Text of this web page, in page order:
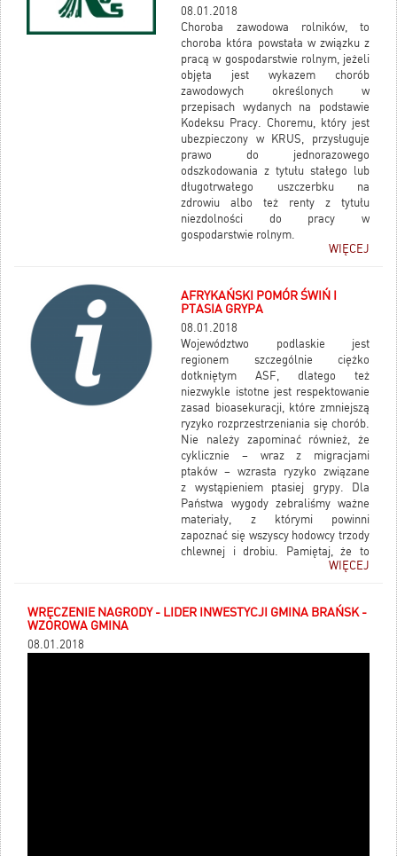
08.01.2018
Choroba zawodowa rolników, to
choroba która powstała w związku z
pracą w gospodarstwie rolnym, jeżeli
objęta jest wykazem chorób
zawodowych określonych w
przepisach wydanych na podstawie
Kodeksu Pracy. Choremu, który jest
ubezpieczony w KRUS, przysługuje
prawo do jednorazowego
odszkodowania z tytułu stałego lub
długotrwałego uszczerbku na
zdrowiu albo też renty z tytułu
niezdolności do pracy w
gospodarstwie rolnym.
WIĘCEJ
AFRYKAŃSKI POMÓR ŚWIŃ I
PTASIA GRYPA
08.01.2018
Województwo podlaskie jest
regionem szczególnie ciężko
dotkniętym ASF, dlatego też
niezwykle istotne jest respektowanie
zasad bioasekuracji, które zmniejszą
ryzyko rozprzestrzeniania się chorób.
Nie należy zapominać również, że
cyklicznie – wraz z migracjami
ptaków – wzrasta ryzyko związane
z wystąpieniem ptasiej grypy. Dla
Państwa wygody zebraliśmy ważne
materiały, z którymi powinni
zapoznać się wszyscy hodowcy trzody
chlewnej i drobiu. Pamiętaj, że to
błąd człowieka w wielu przypadkach
więcej o bioasekuracji, aby chronić
WIĘCEJ
WRĘCZENIE NAGRODY - LIDER INWESTYCJI GMINA BRAŃSK -
WZOROWA GMINA
08.01.2018